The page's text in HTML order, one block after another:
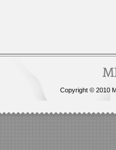
Copyright © 2010